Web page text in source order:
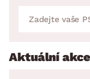
Aktuální akce